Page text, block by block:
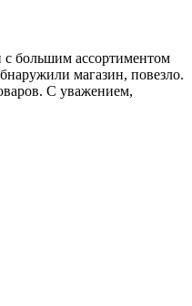
большим ассортиментом
магазин, повезло.
С уважением,